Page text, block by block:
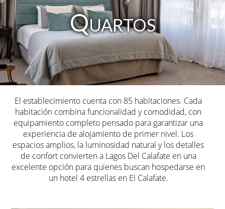
Quartos
El establecimiento cuenta con 85 habitaciones. Cada
habitación combinafuncionalidad y comodidad, con
equipamiento completo pensado para garantizar una
experiencia de alojamiento de primer nivel. Los
espacios amplios, la luminosidad natural y los detalles
de confort convierten a Lagos Del Calafate en una
excelente opción para quienes buscan hospedarse en
un hotel 4 estrellas en El Calafate.